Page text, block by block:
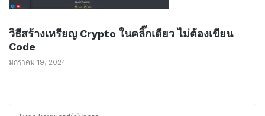
วิธีสร้างเหรียญ Crypto ในคลิ๊กเดียว ไม่ต้องเขียน
Code
มกราคม 19, 2024